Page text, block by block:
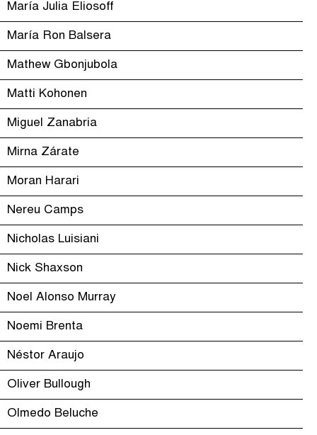
María Julia Eliosoff
María Ron Balsera
Mathew Gbonjubola
Matti Kohonen
Miguel Zanabria
Mirna Zárate
Moran Harari
Nereu Camps
Nicholas Luisiani
Nick Shaxson
Noel Alonso Murray
Noemi Brenta
Néstor Araujo
Oliver Bullough
Olmedo Beluche